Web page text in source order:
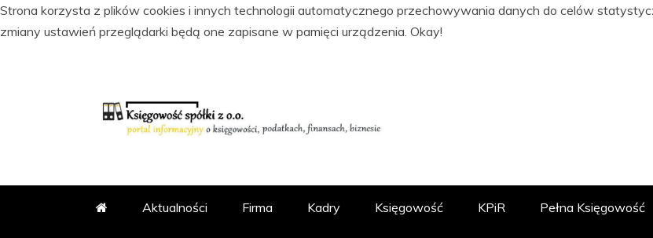
Strona korzysta z plików cookies i innych technologii automatycznego przechowywania danych do celów
zmiany ustawień przeglądarki będą one zapisane w pamięci urządzenia. Okay!
Aktualności Firma Kadry Księgowość KPiR Pełna Księgowość